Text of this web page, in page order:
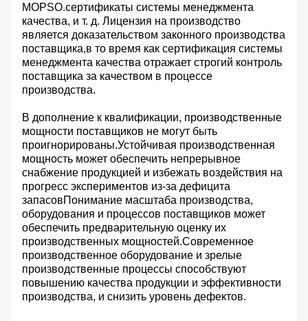
MOPSO.сертификаты системы менеджмента
качества, и т. д. Лицензия на производство
является доказательством законного производства
поставщика,в то время как сертификация системы
менеджмента качества отражает строгий контроль
поставщика за качеством в процессе
производства.
В дополнение к квалификации, производственные
мощности поставщиков не могут быть
проигнорированы.Устойчивая производственная
мощность может обеспечить непрерывное
снабжение продукцией и избежать воздействия на
прогресс экспериментов из-за дефицита
запасовПонимание масштаба производства,
оборудования и процессов поставщиков может
обеспечить предварительную оценку их
производственных мощностей.Современное
производственное оборудование и зрелые
производственные процессы способствуют
повышению качества продукции и эффективности
производства, и снизить уровень дефектов.